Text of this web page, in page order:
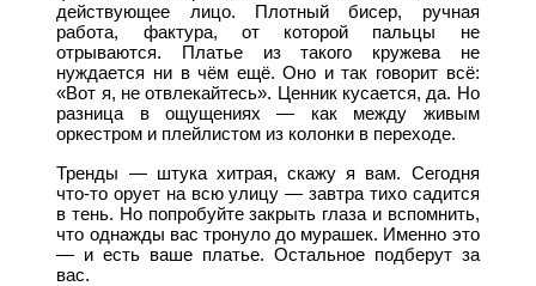
действующее лицо. Плотный бисер, ручная
работа, фактура, от которой пальцы не
отрываются. Платье из такого кружева не
нуждается ни в чём ещё. Оно и так говорит всё:
«Вот я, не отвлекайтесь». Ценник кусается, да. Но
разница в ощущениях — как между живым
оркестром и плейлистом из колонки в переходе.
Тренды — штука хитрая, скажу я вам. Сегодня
что-то орует на всю улицу — завтра тихо садится
в тень. Но попробуйте закрыть глаза и вспомнить,
что однажды вас тронуло до мурашек. Именно это
— и есть ваше платье. Остальное подберут за
вас.